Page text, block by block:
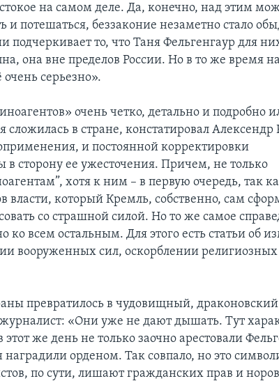
на самом деле. Да, конечно, над этим
и потешаться, беззаконие незаметно стало
подчеркивает то, что Таня Фельгенгаур для
она вне пределов России. Но в то же время
очень серьезно».
очень четко, детально и подробно
сложилась в стране, констатировал
и постоянной корректировки
в сторону ее ужесточения. Причем, не только
хотя к ним – в первую очередь, так
власти, который Кремль, собственно, сам
со страшной силой. Но то же самое
всем остальным. Для этого есть статьи об
вооруженных сил, оскорблении религиозных
превратилось в чудовищный, драконовский
«Они уже не дают дышать. Тут
этот же день не только заочно арестовали
орденом. Так совпало, но это
по сути, лишают гражданских прав и